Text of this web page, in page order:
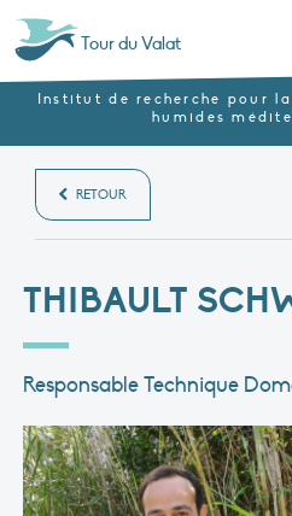
Tour du Valat
Institut de recherche pour
humides
RETOUR
THIBAULT
Responsable Technique